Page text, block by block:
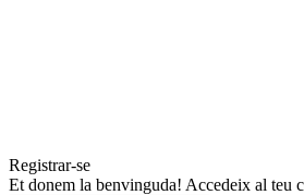
Registrar-se
Et donem la benvinguda! Accedeix al teu